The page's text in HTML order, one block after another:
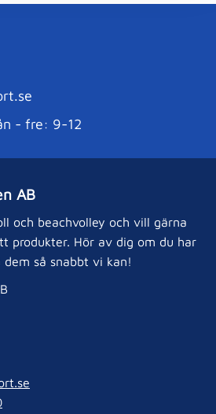
- fre: 9-12
AB
och beachvolley och vill gärna
produkter. Hör av dig om du har
så snabbt vi kan!